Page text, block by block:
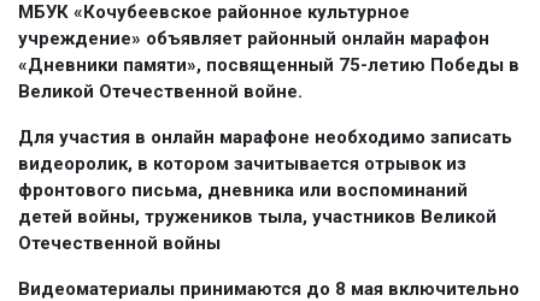
МБУК «Кочубеевское районное культурное
учреждение» объявляет районный онлайн марафон
«Дневники памяти», посвященный 75-летию Победы в
Великой Отечественной войне.
Для участия в онлайн марафоне необходимо записать
видеоролик, в котором зачитывается отрывок из
фронтового письма, дневника или воспоминаний
детей войны, тружеников тыла, участников Великой
Отечественной войны
Видеоматериалы принимаются до 8 мая включительно